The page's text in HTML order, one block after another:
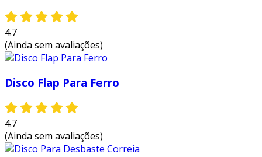
4.7
(Ainda sem avaliações)
Disco Flap Para Ferro
4.7
(Ainda sem avaliações)